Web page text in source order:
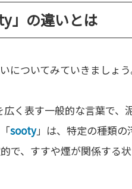
」の違いとは
についてみていきましょう
く表す一般的な言葉で、
sooty」は、特定の種類の
で、すすや煙が関係する状